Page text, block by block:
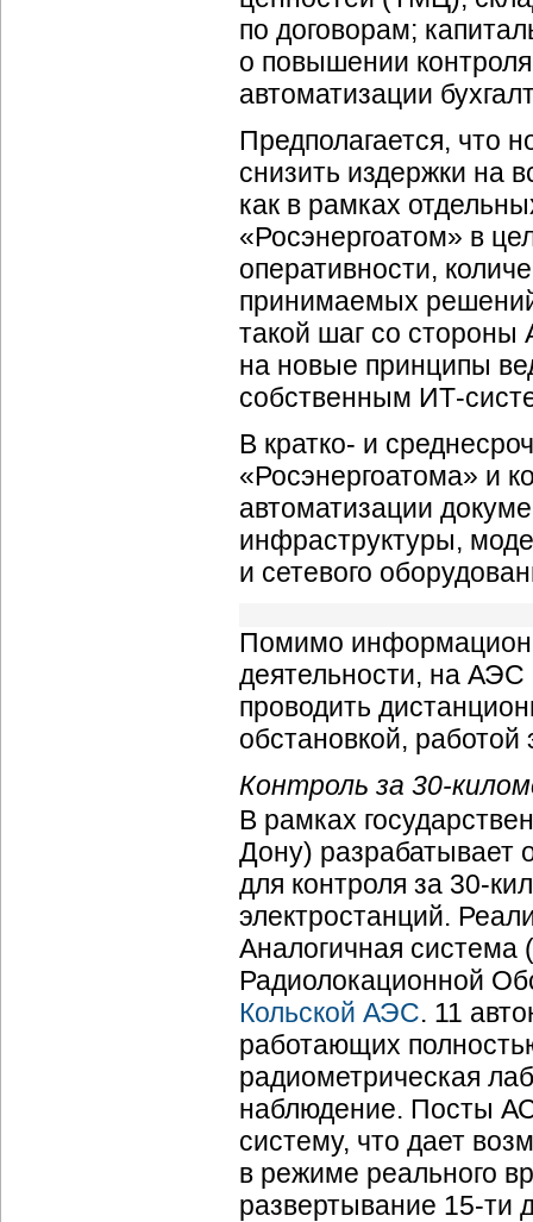
по договорам;
о повышении
автоматизации
Предполагается, что
снизить издержки на
как в рамках
«Росэнергоатом» в
оперативности,
принимаемых
такой шаг со стороны
на новые принципы
собственным ИТ-
В кратко- и
«Росэнергоатома» и
автоматизации
инфраструктуры,
и сетевого
Помимо
деятельности, на
проводить
обстановкой,
Контроль за 30-
В рамках
Дону) разрабатывает
для контроля за 30-
электростанций.
Аналогичная
Радиолокационной
Кольской АЭС. 11
работающих
радиометрическая
наблюдение. Посты
систему, что дает
в режиме реального
развертывание 15-ти